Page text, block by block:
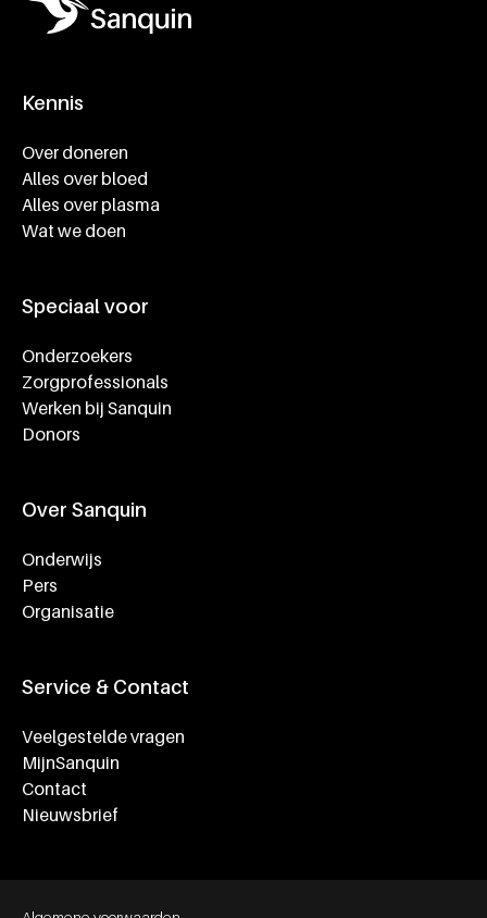
Kennis
Over doneren
Alles over bloed
Alles over plasma
Wat we doen
Speciaal voor
Onderzoekers
Zorgprofessionals
Werken bij Sanquin
Donors
Over Sanquin
Onderwijs
Pers
Organisatie
Service & Contact
Veelgestelde vragen
MijnSanquin
Contact
Nieuwsbrief